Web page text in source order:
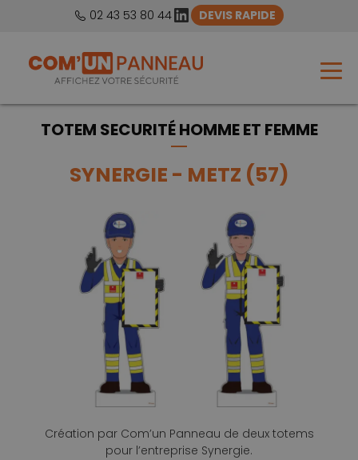
02 43 53 80 44LinkedIn
DEVIS RAPIDE
TOTEM SECURITÉ HOMME ET FEMME
SYNERGIE - METZ (57)
Création par Com’un Panneau de deux totems
pour l’entreprise Synergie.